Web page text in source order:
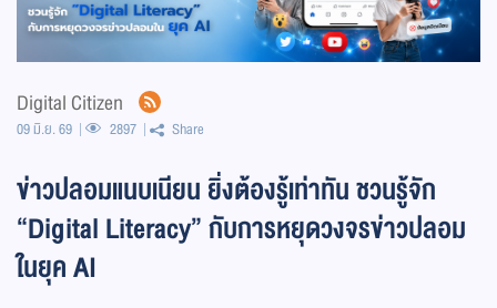
Digital Citizen
09 มิ.ย. 69 2897 Share
ข่าวปลอมแนบเนียน ยิ่งต้องรู้เท่าทัน ชวนรู้จัก
“Digital Literacy” กับการหยุดวงจรข่าวปลอม
ในยุค AI